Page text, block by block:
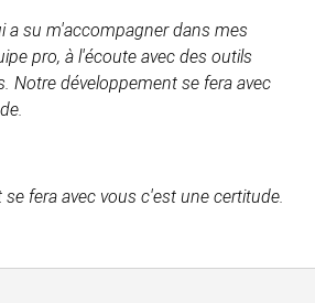
a su m'accompagner dans mes
pro, à l'écoute avec des outils
Notre développement se fera avec
fera avec vous c'est une certitude.